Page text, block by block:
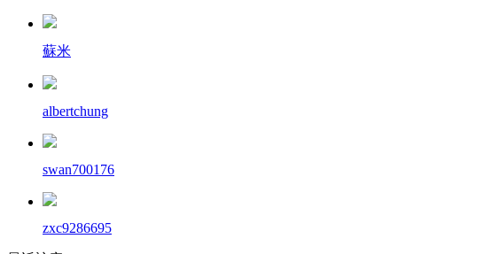
蘇米
albertchung
swan700176
zxc9286695